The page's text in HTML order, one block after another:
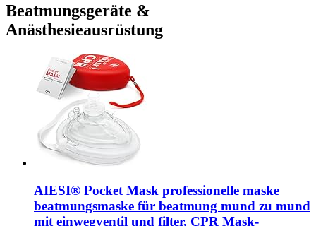
Beatmungsgeräte &
Anästhesieausrüstung
AIESI® Pocket Mask professionelle maske
beatmungsmaske für beatmung mund zu mund
mit einwegventil und filter, CPR Mask-